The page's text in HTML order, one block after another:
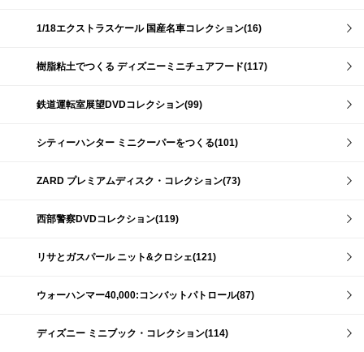
1/18エクストラスケール 国産名車コレクション(16)
樹脂粘土でつくる ディズニーミニチュアフード(117)
鉄道運転室展望DVDコレクション(99)
シティーハンター ミニクーパーをつくる(101)
ZARD プレミアムディスク・コレクション(73)
西部警察DVDコレクション(119)
リサとガスパール ニット&クロシェ(121)
ウォーハンマー40,000:コンバットパトロール(87)
ディズニー ミニブック・コレクション(114)